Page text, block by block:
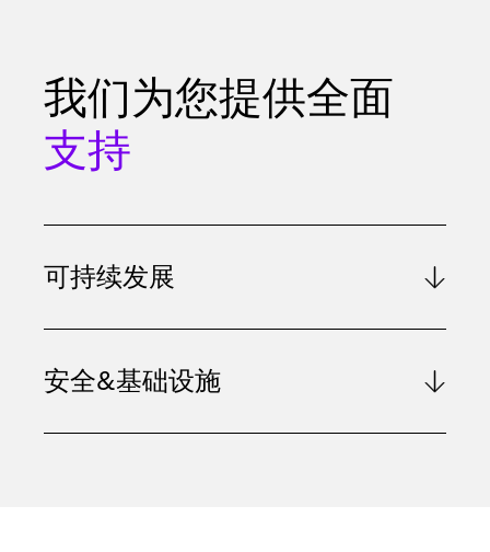
我们为您提供全面
支持
可持续发展
安全&基础设施